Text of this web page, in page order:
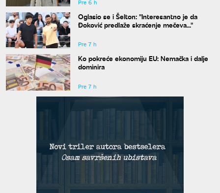
Pre 6 h
Oglasio se i Šelton: "Interesantno je da
Đoković predlaže skraćenje mečeva..."
Pre 7 h
Ko pokreće ekonomiju EU: Nemačka i dalje
dominira
Pre 7 h